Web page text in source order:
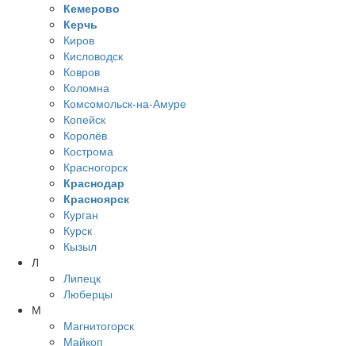
Кемерово
Керчь
Киров
Кисловодск
Ковров
Коломна
Комсомольск-на-Амуре
Копейск
Королёв
Кострома
Красногорск
Краснодар
Красноярск
Курган
Курск
Кызыл
Л
Липецк
Люберцы
М
Магнитогорск
Майкоп